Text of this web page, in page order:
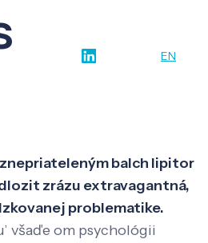
EN
balch lipitor
zrázu extravagantná,
problematike.
všaďe om psychológii